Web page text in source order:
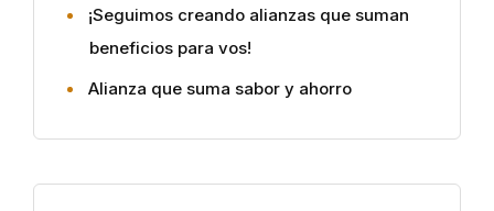
¡Seguimos creando alianzas que suman
beneficios para vos!
Alianza que suma sabor y ahorro